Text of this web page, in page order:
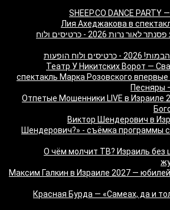
SHEEP.CO DANCE
Лия Ахеджакова в
משופן ועד AC/DC - מופע פסנתר לאור נרות 2026 - כרטיסים ולוח
ולוח הופעות
"Театр У Никитских Ворот —
спектакль Марка Розовского
Отпетые Мошенники LIVE в Израиле
Виктор Шендерович в
Шендерович?» - съёмка программы
«О чём молчит ТВ? Израиль без
Максим Галкин в Израиле 2027 —
Красная Бурда — «Самеах, да и